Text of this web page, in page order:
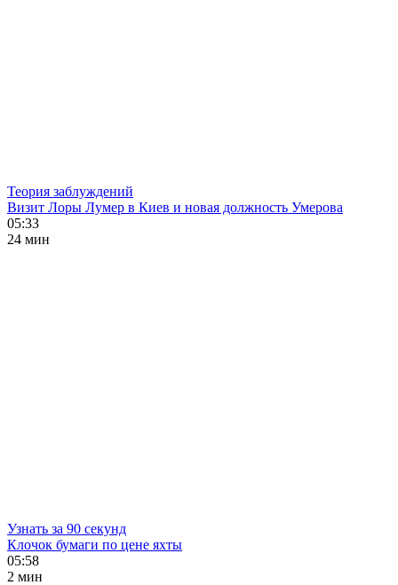
Теория заблуждений
Визит Лоры Лумер в Киев и новая должность Умерова
05:33
24 мин
Узнать за 90 секунд
Клочок бумаги по цене яхты
05:58
2 мин